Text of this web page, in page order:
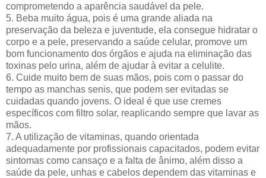
comprometendo a aparência saudável da pele.
5. Beba muito água, pois é uma grande aliada na
preservação da beleza e juventude, ela consegue hidratar o
corpo e a pele, preservando a saúde celular, promove um
bom funcionamento dos órgãos e ajuda na eliminação das
toxinas pelo urina, além de ajudar à evitar a celulite.
6. Cuide muito bem de suas mãos, pois com o passar do
tempo as manchas senis, que podem ser evitadas se
cuidadas quando jovens. O ideal é que use cremes
específicos com filtro solar, reaplicando sempre que lavar as
mãos.
7. A utilização de vitaminas, quando orientada
adequadamente por profissionais capacitados, podem evitar
sintomas como cansaço e a falta de ânimo, além disso a
saúde da pele, unhas e cabelos dependem das vitaminas e